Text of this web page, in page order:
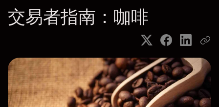
交易者指南：咖啡